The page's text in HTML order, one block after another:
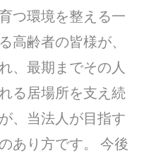
つ環境を整える一
高齢者の皆様が、
、最期までその人
る居場所を支え続
、当法人が目指す
あり方です。 今後